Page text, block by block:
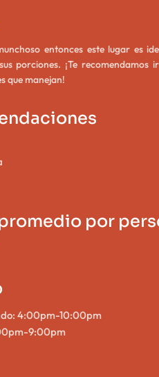
entonces este lugar es
porciones. ¡Te
que manejan!
por
4:00pm-10:00pm
9:00pm